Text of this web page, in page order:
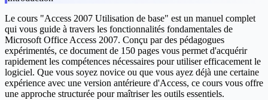
Le cours "Access 2007 Utilisation de base" est un manuel complet
qui vous guide à travers les fonctionnalités fondamentales de
Microsoft Office Access 2007. Conçu par des pédagogues
expérimentés, ce document de 150 pages vous permet d'acquérir
rapidement les compétences nécessaires pour utiliser efficacement le
logiciel. Que vous soyez novice ou que vous ayez déjà une certaine
expérience avec une version antérieure d'Access, ce cours vous offre
une approche structurée pour maîtriser les outils essentiels.